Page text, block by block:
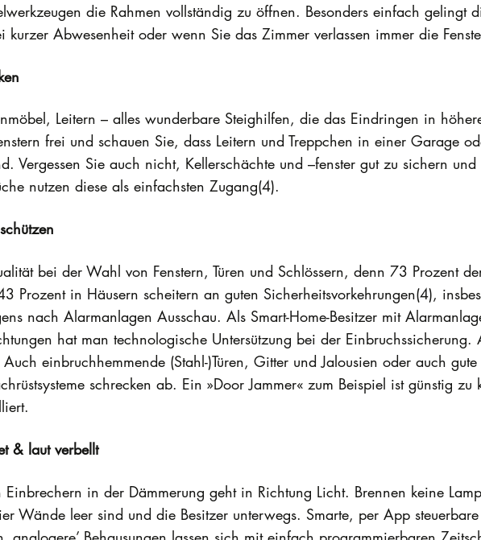
die Rahmen vollständig zu öffnen. Besonders einfach gelingt
kurzer Abwesenheit oder wenn Sie das Zimmer verlassen immer die
Leitern – alles wunderbare Steighilfen, die das Eindringen in
frei und schauen Sie, dass Leitern und Treppchen in einer Garage
Vergessen Sie auch nicht, Kellerschächte und –fenster gut zu sichern
nutzen diese als einfachsten Zugang(4).
bei der Wahl von Fenstern, Türen und Schlössern, denn 73 Prozent
Prozent in Häusern scheitern an guten Sicherheitsvorkehrungen(4),
nach Alarmanlagen Ausschau. Als Smart-Home-Besitzer mit
hat man technologische Untersützung bei der
einbruchhemmende (Stahl-)Türen, Gitter und Jalousien oder auch gute
schrecken ab. Ein »Door Jammer« zum Beispiel ist günstig
& laut verbellt
Einbrechern in der Dämmerung geht in Richtung Licht. Brennen keine
Wände leer sind und die Besitzer unterwegs. Smarte, per App steuerbare